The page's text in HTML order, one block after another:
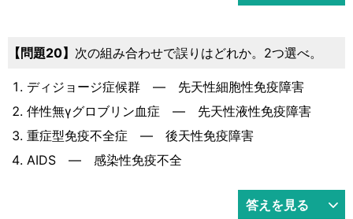
問題20 次の組み合わせで誤りはどれか。2つ選べ。
ディジョージ症候群 ― 先天性細胞性免疫障害
伴性無γグロブリン血症 ― 先天性液性免疫障害
重症型免疫不全症 ― 後天性免疫障害
AIDS ― 感染性免疫不全
答えを見る